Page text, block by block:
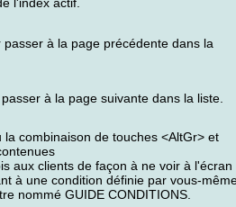
passer à la page précédente dans la
à la page suivante dans la liste.
la combinaison de touches <AltGr> et
aux clients de façon à ne voir à l'écran
à une condition définie par vous-
nommé GUIDE CONDITIONS.